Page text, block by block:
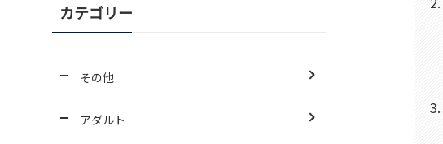
カテゴリー
その他
アダルト